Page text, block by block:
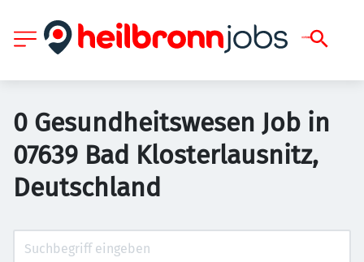
0 Gesundheitswesen Job in
07639 Bad Klosterlausnitz,
Deutschland